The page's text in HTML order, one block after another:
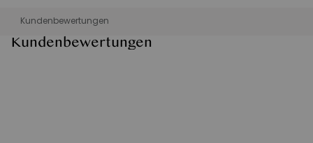
Kundenbewertungen
Kundenbewertungen